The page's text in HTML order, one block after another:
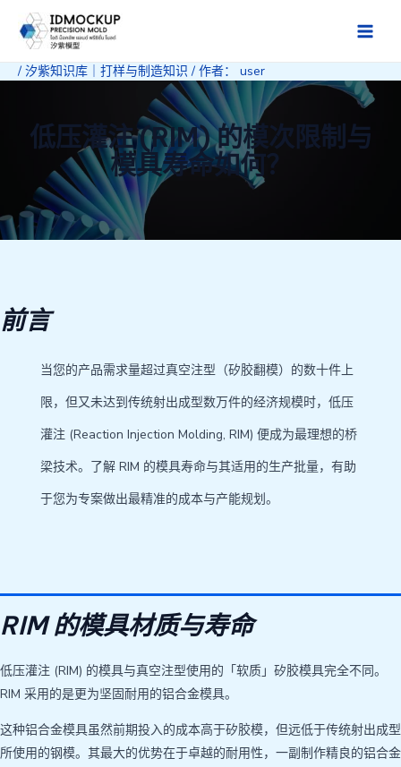
容
Main
/ 汐紫知识库｜打样与制造知识 / 作者： user
低压灌注 (RIM) 的模次限制与
模具寿命如何？
前言
当您的产品需求量超过真空注型（矽胶翻模）的数十件上
限，但又未达到传统射出成型数万件的经济规模时，低压
灌注 (Reaction Injection Molding, RIM) 便成为最理想的桥
梁技术。了解 RIM 的模具寿命与其适用的生产批量，有助
于您为专案做出最精准的成本与产能规划。
RIM 的模具材质与寿命
低压灌注 (RIM) 的模具与真空注型使用的「软质」矽胶模具完全不同。
RIM 采用的是更为坚固耐用的铝合金模具。
这种铝合金模具虽然前期投入的成本高于矽胶模，但远低于传统射出成型
所使用的钢模。其最大的优势在于卓越的耐用性，一副制作精良的铝合金